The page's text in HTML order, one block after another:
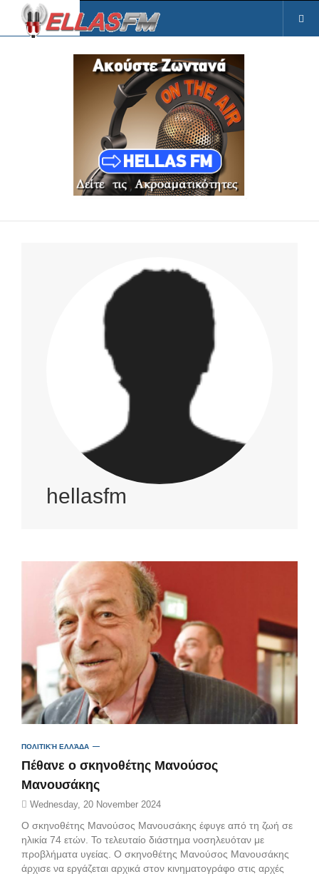
hellasfm
ΠΟΛΙΤΙΚΉ ΕΛΛΆΔΑ
Πέθανε ο σκηνοθέτης Μανούσος
Μανουσάκης
Wednesday, 20 November 2024
Ο σκηνοθέτης Μανούσος Μανουσάκης έφυγε από τη ζωή σε
ηλικία 74 ετών. Το τελευταίο διάστημα νοσηλευόταν με
προβλήματα υγείας. Ο σκηνοθέτης Μανούσος Μανουσάκης
άρχισε να εργάζεται αρχικά στον κινηματογράφο στις αρχές